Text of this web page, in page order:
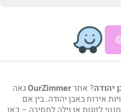
יהודה? אתרOurZimmerגאה
אירוח באבן יהודה. בין אם